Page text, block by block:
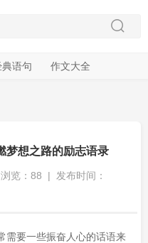
典语句 作文大全
梦想之路的励志语录
浏览：88 |
发布时间：
需要一些振奋人心的话语来